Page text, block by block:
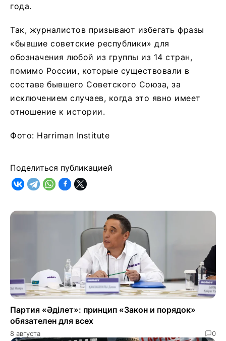
года.
Так, журналистов призывают избегать фразы
«бывшие советские республики» для
обозначения любой из группы из 14 стран,
помимо России, которые существовали в
составе бывшего Советского Союза, за
исключением случаев, когда это явно имеет
отношение к истории.
Фото: Harriman Institute
Поделиться публикацией
Партия «Әділет»: принцип «Закон и порядок»
обязателен для всех
8 августа 0